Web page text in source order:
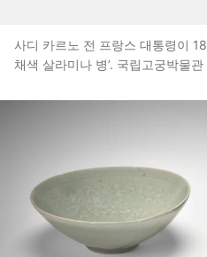
사디 카르노 전 프랑스 대통령이
채색 살라미나 병’. 국립고궁박물관